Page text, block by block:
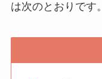
は次のとおりです。